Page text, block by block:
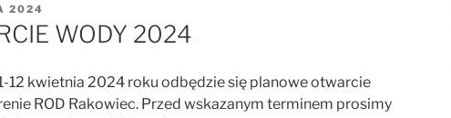
2024
WODY 2024
12 kwietnia 2024 roku odbędzie się planowe otwarcie
ROD Rakowiec. Przed wskazanym terminem prosimy